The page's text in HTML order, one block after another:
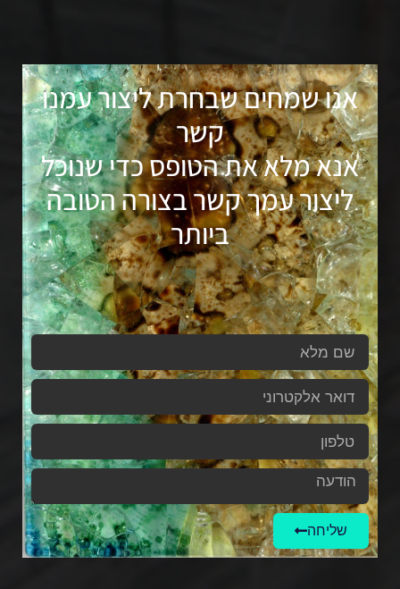
אנו שמחים שבחרת ליצור עמנו
קשר
אנא מלא את הטופס כדי שנוכל
ליצור עמך קשר בצורה הטובה
ביותר
שליחה